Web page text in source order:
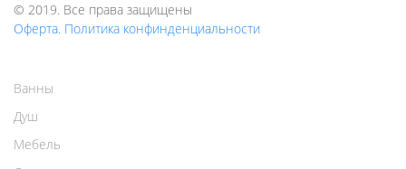
© 2019. Все права защищены
Оферта. Политика конфинденциальности
Ванны
Душ
Мебель